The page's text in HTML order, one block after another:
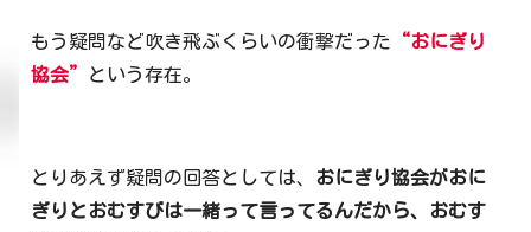
もう疑問など吹き飛ぶくらいの衝撃だった
“おにぎり
協会”
という存在。
とりあえず疑問の回答としては、 おにぎり協会がおに
ぎりとおむすびは一緒って言ってるんだから、おむす